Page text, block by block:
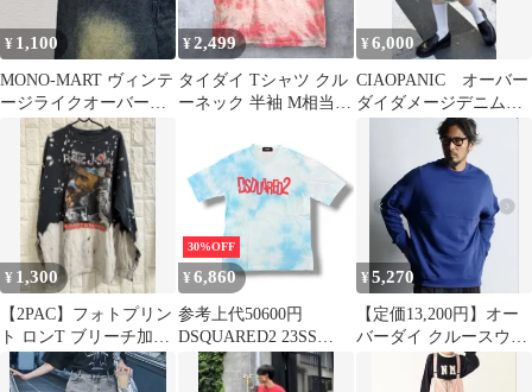
¥ 1,100
MONO-MART ヴィンテ
ージライクオーバーダ
イワイドデニムパンツ
¥2,499
タイダイ Tシャツ クル
ーネック 半袖 M相当
¥6,000
CIAOPANIC オーバー
ダイダメージデニムハ
ーフパンツ
¥ 1,300
【2PAC】フォトプリン
ト ロンT ブリーチ加工
タイダイ風 フェード ブ
ラック
30%OFF
¥ 6,860
参考上代50600円
DSQUARED2 23SS
TIE&DYE SKATER T-
SHIRT タイダイスケー
¥5,270
【定価13,200円】オー
バーダイ クルースウェ